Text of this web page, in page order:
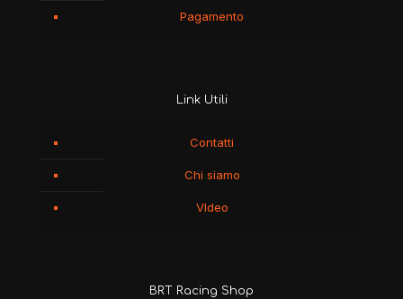
Pagamento
Link Utili
Contatti
Chi siamo
VIdeo
BRT Racing Shop